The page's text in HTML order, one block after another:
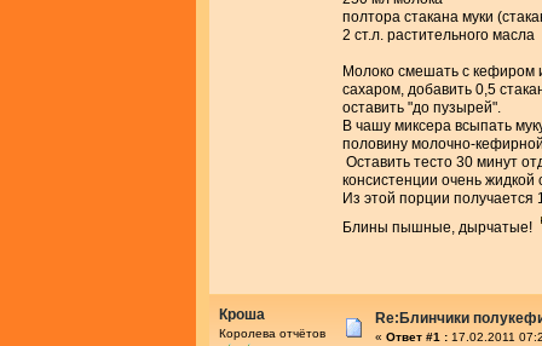
полтора стакана муки
2 ст.л. растительного масла
Молоко смешать с кефиром
сахаром, добавить 0,5
оставить "до пузырей".
В чашу миксера всыпать
половину молочно-
Оставить тесто 30 минут
консистенции очень жидкой
Из этой порции получается
Блины пышные, дырчатые!
Кроша
Королева отчётов
Re:Блинчики
« Ответ #1 : 17.02.2011